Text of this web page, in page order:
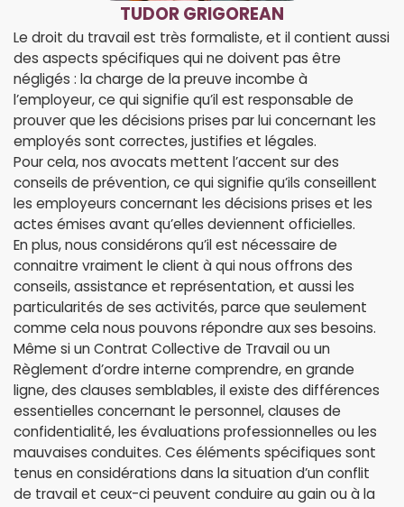
TUDOR GRIGOREAN
Le droit du travail est très formaliste, et il contient aussi
des aspects spécifiques qui ne doivent pas être
négligés : la charge de la preuve incombe à
l’employeur, ce qui signifie qu’il est responsable de
prouver que les décisions prises par lui concernant les
employés sont correctes, justifies et légales.
Pour cela, nos avocats mettent l’accent sur des
conseils de prévention, ce qui signifie qu’ils conseillent
les employeurs concernant les décisions prises et les
actes émises avant qu’elles deviennent officielles.
En plus, nous considérons qu’il est nécessaire de
connaitre vraiment le client à qui nous offrons des
conseils, assistance et représentation, et aussi les
particularités de ses activités, parce que seulement
comme cela nous pouvons répondre aux ses besoins.
Même si un Contrat Collective de Travail ou un
Règlement d’ordre interne comprendre, en grande
ligne, des clauses semblables, il existe des différences
essentielles concernant le personnel, clauses de
confidentialité, les évaluations professionnelles ou les
mauvaises conduites. Ces éléments spécifiques sont
tenus en considérations dans la situation d’un conflit
de travail et ceux-ci peuvent conduire au gain ou à la